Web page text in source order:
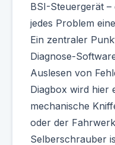
BSI-Steuergerät
jedes Problem
Ein zentraler
Diagnose-
Auslesen von
Diagbox wird hier
mechanische
oder der
Selberschrauber